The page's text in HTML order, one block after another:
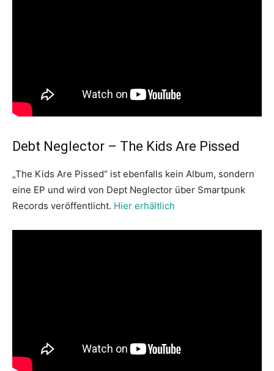
Debt Neglector – The Kids Are Pissed
„The Kids Are Pissed“ ist ebenfalls kein Album, sondern
eine EP und wird von Dept Neglector über Smartpunk
Records veröffentlicht. Hier erhältlich